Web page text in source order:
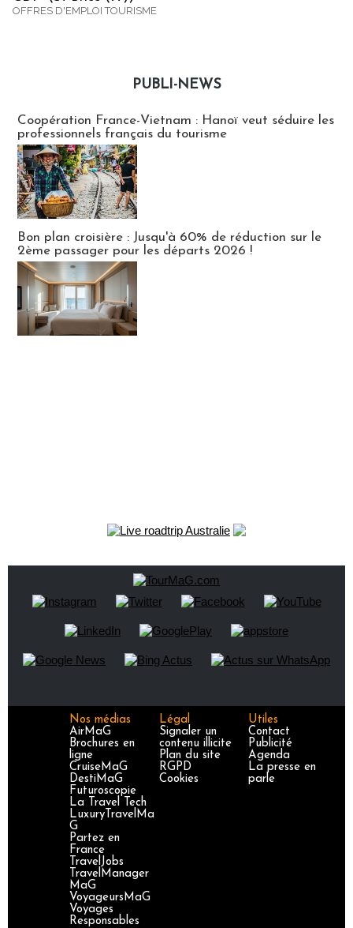
OFFRES D'EMPLOI TOURISME
PUBLI-NEWS
Coopération France-Vietnam : Hanoï veut séduire les
professionnels français du tourisme
Bon plan croisière : Jusqu'à 60% de réduction sur le
2ème passager pour les départs 2026 !
Nos médias
AirMaG
Brochures en
ligne
CruiseMaG
DestiMaG
Futuroscopie
La Travel Tech
LuxuryTravelMa
G
Partez en
France
TravelJobs
TravelManager
MaG
VoyageursMaG
Voyages
Responsables
Légal
Signaler un
contenu illicite
Plan du site
RGPD
Cookies
Utiles
Contact
Publicité
Agenda
La presse en
parle